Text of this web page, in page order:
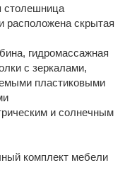
столешница
расположена скрытая
гидромассажная
с зеркалами,
пластиковыми
и солнечным
комплект мебели